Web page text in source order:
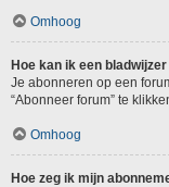
Omhoog
Hoe kan ik een
Je abonneren op een
“Abonneer forum” te
Omhoog
Hoe zeg ik mijn